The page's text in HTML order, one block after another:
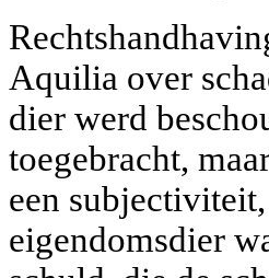
Aquilia over
dier werd
toegebracht,
een
eigendomsdier